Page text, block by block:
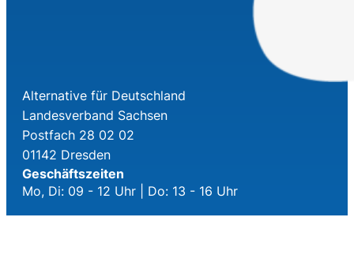
Alternative für Deutschland
Landesverband Sachsen
Postfach 28 02 02
01142 Dresden
Geschäftszeiten
Mo, Di: 09 - 12 Uhr | Do: 13 - 16 Uhr